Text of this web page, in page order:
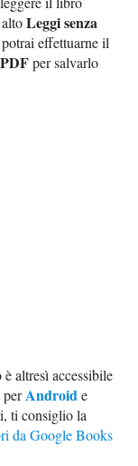
altoLeggi senza
effettuarne il
per salvarlo
altresì accessibile
perAndroide
ti consiglio la
da Google Books